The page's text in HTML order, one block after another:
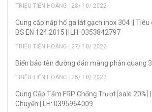
TRIỆU TIẾN HOÀNG | 28/ 10/ 2022
Cung cấp nắp hố ga lát gạch inox 304 || Tiêu
BS EN 124:2015 || LH: 0353842797
TRIỆU TIẾN HOÀNG | 27/ 10/ 2022
Biển báo tên đường dán màng phản quang
TRIỆU TIẾN HOÀNG | 25/ 10/ 2022
Cung Cấp Tấm FRP Chống Trượt [sale 20%]
Chuyển | LH: 0395964009